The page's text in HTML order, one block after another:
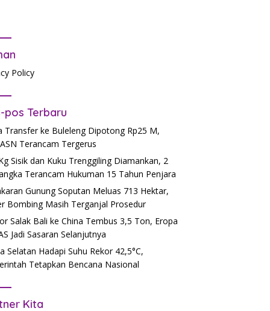
Policy
pos Terbaru
Transfer ke Buleleng Dipotong Rp25 M,
Terancam Tergerus
Sisik dan Kuku Trenggiling Diamankan, 2
Terancam Hukuman 15 Tahun Penjara
Gunung Soputan Meluas 713 Hektar,
Bombing Masih Terganjal Prosedur
Salak Bali ke China Tembus 3,5 Ton, Eropa
Jadi Sasaran Selanjutnya
Selatan Hadapi Suhu Rekor 42,5°C,
Tetapkan Bencana Nasional
Kita